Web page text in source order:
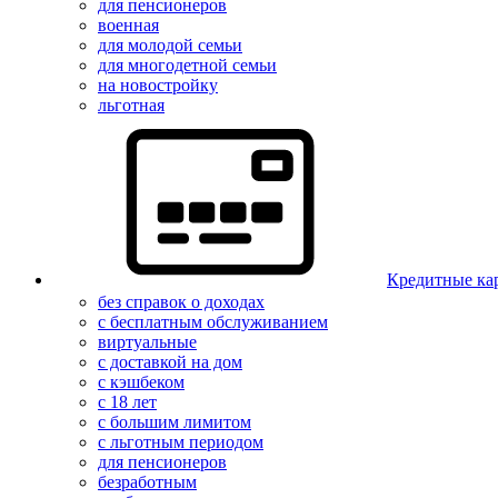
для пенсионеров
военная
для молодой семьи
для многодетной семьи
на новостройку
льготная
Кредитные
без справок о доходах
с бесплатным обслуживанием
виртуальные
с доставкой на дом
с кэшбеком
с 18 лет
с большим лимитом
с льготным периодом
для пенсионеров
безработным